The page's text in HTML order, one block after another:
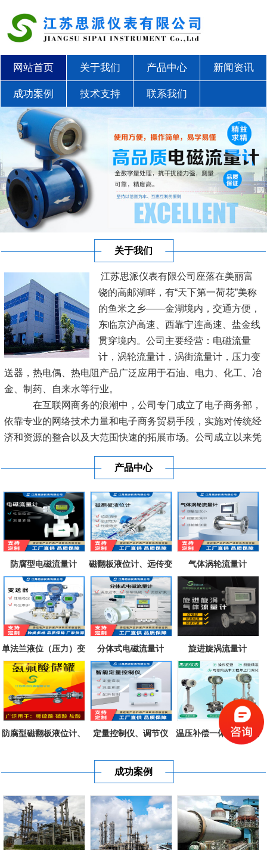
网站首页 关于我们 产品中心 新闻资讯
成功案例 技术支持 联系我们
关于我们
江苏思派仪表有限公司座落在美丽富
饶的高邮湖畔，有“天下第一荷花”美称
的鱼米之乡——金湖境内，交通方便，
东临京沪高速、西靠宁连高速、盐金线
贯穿境内。公司主要经营：电磁流量
计，涡轮流量计，涡街流量计，压力变
送器，热电偶、热电阻产品广泛应用于石油、电力、化工、冶
金、制药、自来水等行业。
在互联网商务的浪潮中，公司专门成立了电子商务部，
依靠专业的网络技术力量和电子商务贸易手段，实施对传统经
济和资源的整合以及大范围快速的拓展市场。公司成立以来凭
了长期稳定的商业贸易伙伴关系。[查看详情]
产品中心
防腐型电磁流量计
磁翻板液位计、远传变
送器、磁致...
气体涡轮流量计
单法兰液位（压力）变
送器
分体式电磁流量计 旋进旋涡流量计
防腐型磁翻板液位计、
定量控制仪、调节仪
温压补偿一体式涡街流
成功案例